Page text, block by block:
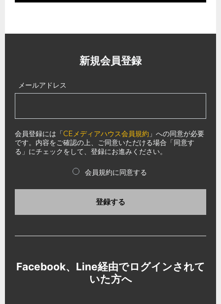
新規会員登録
メールアドレス
会員登録には「CEメディアハウス会員規約 」への同意が必要
です。内容をご確認の上、ご同意いただける場合「同意す
る」にチェックをして、登録にお進みください。
会員規約に同意する
登録する
Facebook、Line経由でログインされて
いた方へ